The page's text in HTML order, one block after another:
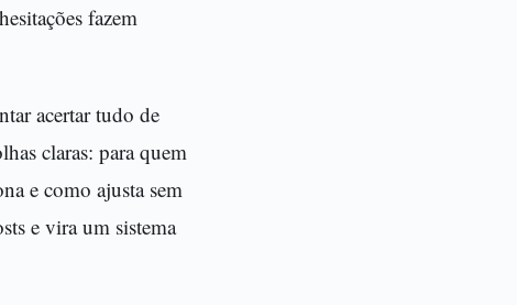
fazem
acertar tudo de
claras: para quem
e como ajusta sem
e vira um sistema